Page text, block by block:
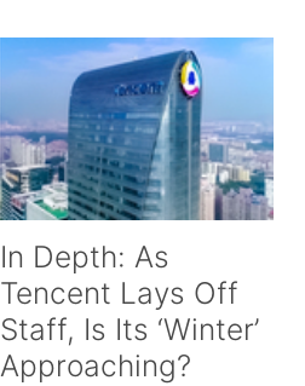
In Depth: As
Tencent Lays Off
Staff, Is Its ‘Winter’
Approaching?